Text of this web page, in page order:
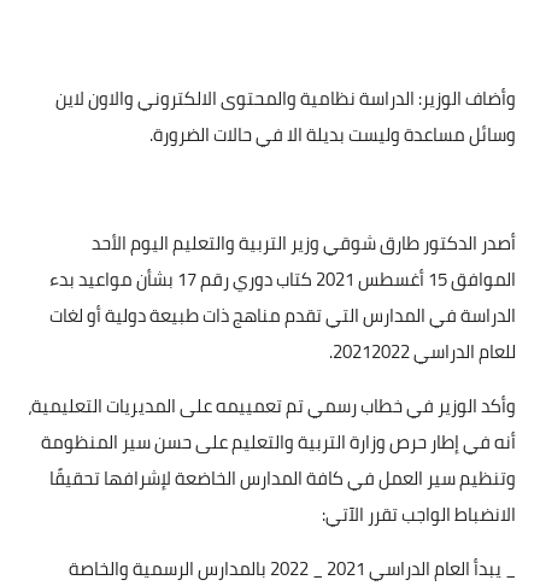
وأضاف الوزير: الدراسة نظامية والمحتوى الالكتروني والاون لاين
وسائل مساعدة وليست بديلة الا في حالات الضرورة.
أصدر الدكتور طارق شوقي وزير التربية والتعليم اليوم الأحد
الموافق 15 أغسطس 2021 كتاب دوري رقم 17 بشأن مواعيد بدء
الدراسة في المدارس التي تقدم مناهج ذات طبيعة دولية أو لغات
للعام الدراسي 20212022.
وأكد الوزير في خطاب رسمي تم تعمييمه على المديريات التعليمية،
أنه في إطار حرص وزارة التربية والتعليم على حسن سير المنظومة
وتنظيم سير العمل في كافة المدارس الخاضعة لإشرافها تحقيقًا
الانضباط الواجب تقرر الآتي:
_ يبدأ العام الدراسي 2021 _ 2022 بالمدارس الرسمية والخاصة